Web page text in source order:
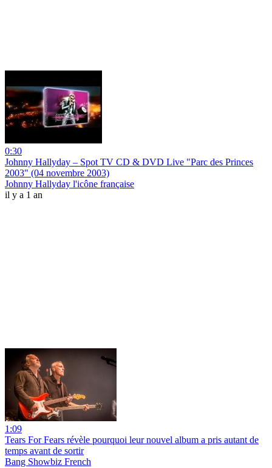
0:30
Johnny Hallyday – Spot TV CD & DVD Live "Parc des Princes
2003" (04 novembre 2003)
Johnny Hallyday l'icône française
il y a 1 an
1:09
Tears For Fears révèle pourquoi leur nouvel album a pris autant de
temps avant de sortir
Bang Showbiz French